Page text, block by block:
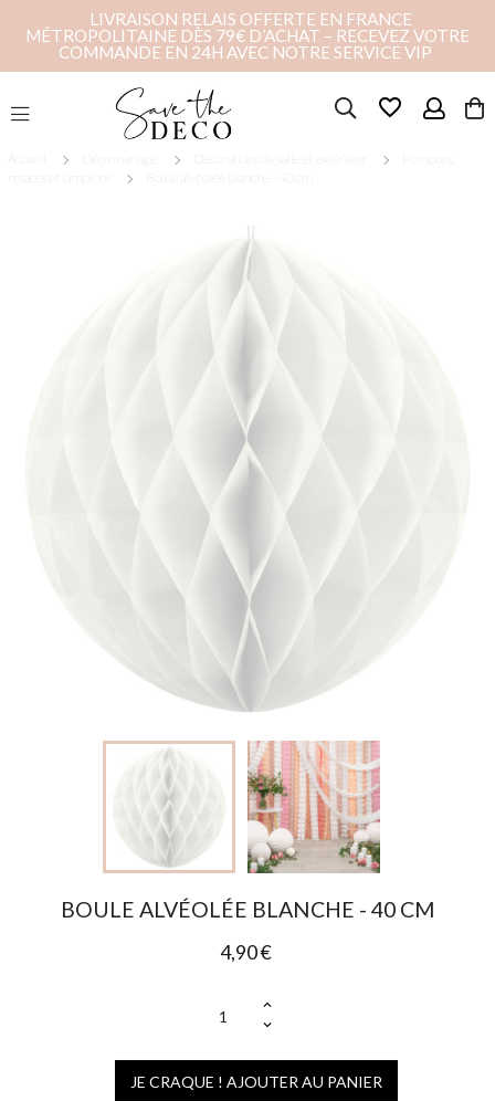
LIVRAISON RELAIS OFFERTE EN FRANCE
MÉTROPOLITAINE DÈS 79€ D’ACHAT – RECEVEZ VOTRE
COMMANDE EN 24H AVEC NOTRE SERVICE VIP
favorite_border
Accueil Déco mariage Décorations de salle et extérieur
rosaces et lampions
BOULE ALVÉOLÉE BLANCHE - 40 CM
4,90 €
JE CRAQUE ! AJOUTER AU PANIER